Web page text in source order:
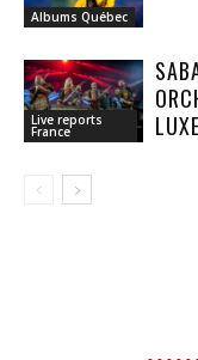
Albums Québec
Live reports
France